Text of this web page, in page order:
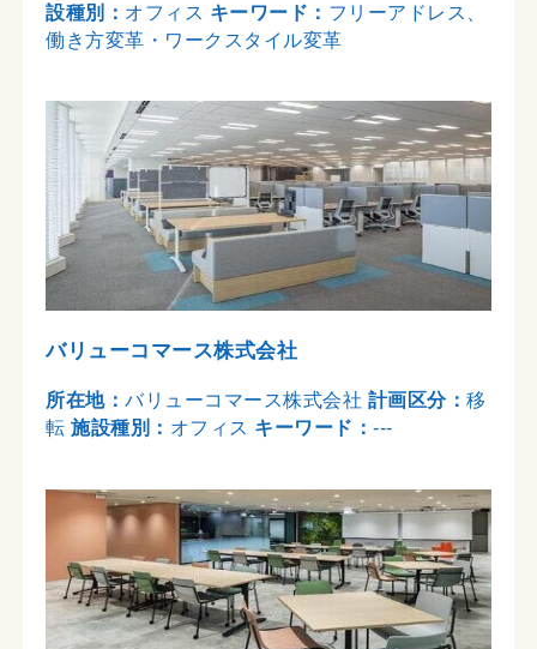
設種別： オフィス キーワード： フリーアドレス、
働き方変革・ワークスタイル変革
バリューコマース株式会社
所在地：バリューコマース株式会社 計画区分：移
転施設種別： オフィス キーワード：---